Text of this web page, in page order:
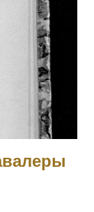
при д.
в госпиталь и
в прапорщики.
запасном
и 4 ст. №